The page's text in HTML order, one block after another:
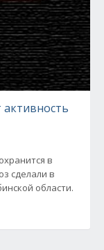
в
сделали в
области.